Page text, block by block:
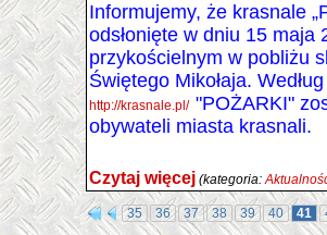
Informujemy, że krasnale
odsłonięte w dniu 15 maja
przykościelnym w pobliżu
Świętego Mikołaja.
http://krasnale.pl/ "POŻARKI"
obywateli miasta krasnali.
Czytaj więcej (kategoria:
35 36 37 38 39 40 41